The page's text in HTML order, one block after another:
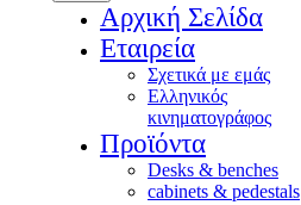
Αρχική Σελίδα
Εταιρεία
Σχετικά με εμάς
Ελληνικός
κινηματογράφος
Προϊόντα
Desks & benches
cabinets & pedestals